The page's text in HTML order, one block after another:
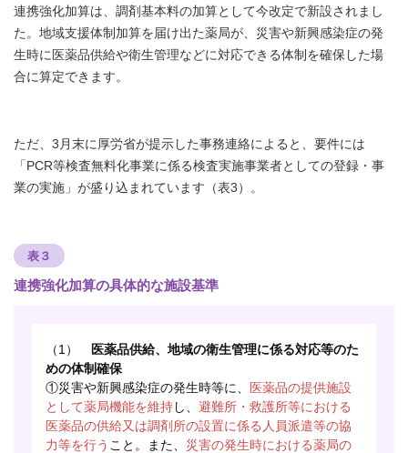
連携強化加算は、調剤基本料の加算として今改定で新設されまし
た。地域支援体制加算を届け出た薬局が、災害や新興感染症の発
生時に医薬品供給や衛生管理などに対応できる体制を確保した場
合に算定できます。
ただ、3月末に厚労省が提示した事務連絡によると、要件には
「PCR等検査無料化事業に係る検査実施事業者としての登録・事
業の実施」が盛り込まれています（表3）。
表３
連携強化加算の具体的な施設基準
（1） 医薬品供給、地域の衛生管理に係る対応等のた
めの体制確保
①災害や新興感染症の発生時等に、 医薬品の提供施設
として薬局機能を維持し、 避難所・救護所等における
医薬品の供給又は調剤所の設置に係る人員派遣等の協
力等を行う こと。また、 災害の発生時における薬局の